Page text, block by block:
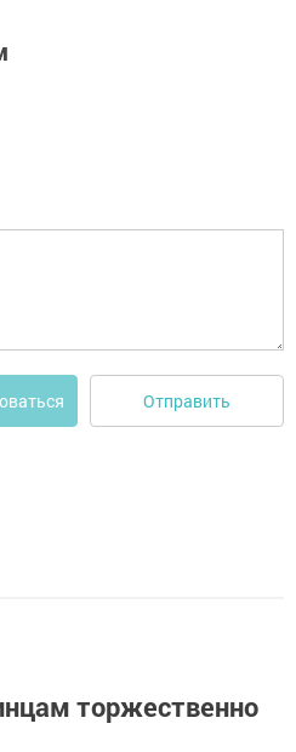
Отправить
торжественно